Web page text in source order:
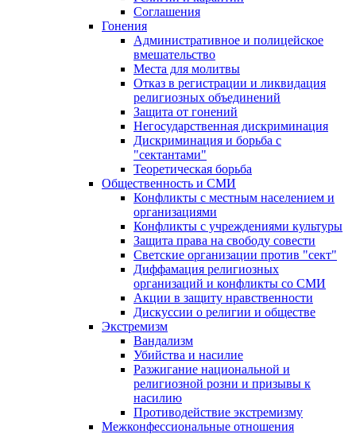
Соглашения
Гонения
Административное и полицейское
вмешательство
Места для молитвы
Отказ в регистрации и ликвидация
религиозных объединений
Защита от гонений
Негосударственная дискриминация
Дискриминация и борьба с
"сектантами"
Теоретическая борьба
Общественность и СМИ
Конфликты с местным населением и
организациями
Конфликты с учреждениями культуры
Защита права на свободу совести
Светские организации против "сект"
Диффамация религиозных
организаций и конфликты со СМИ
Акции в защиту нравственности
Дискуссии о религии и обществе
Экстремизм
Вандализм
Убийства и насилие
Разжигание национальной и
религиозной розни и призывы к
насилию
Противодействие экстремизму
Межконфессиональные отношения